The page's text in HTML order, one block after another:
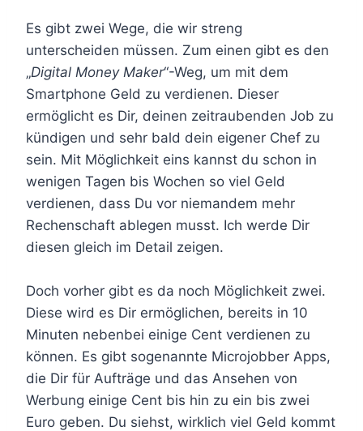
Es gibt zwei Wege, die wir streng
unterscheiden müssen. Zum einen gibt es den
„Digital Money Maker“-Weg, um mit dem
Smartphone Geld zu verdienen. Dieser
ermöglicht es Dir, deinen zeitraubenden Job zu
kündigen und sehr bald dein eigener Chef zu
sein. Mit Möglichkeit eins kannst du schon in
wenigen Tagen bis Wochen so viel Geld
verdienen, dass Du vor niemandem mehr
Rechenschaft ablegen musst. Ich werde Dir
diesen gleich im Detail zeigen.
Doch vorher gibt es da noch Möglichkeit zwei.
Diese wird es Dir ermöglichen, bereits in 10
Minuten nebenbei einige Cent verdienen zu
können. Es gibt sogenannte Microjobber Apps,
die Dir für Aufträge und das Ansehen von
Werbung einige Cent bis hin zu ein bis zwei
Euro geben. Du siehst, wirklich viel Geld kommt